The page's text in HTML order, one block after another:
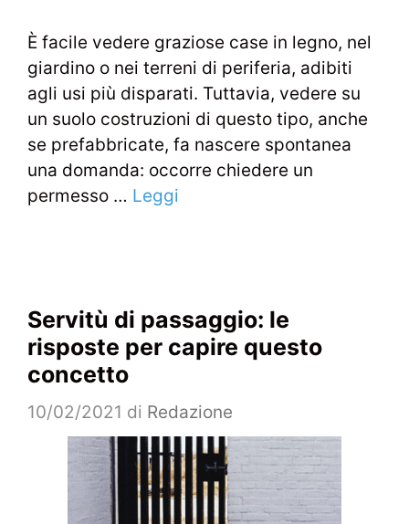
È facile vedere graziose case in legno, nel
giardino o nei terreni di periferia, adibiti
agli usi più disparati. Tuttavia, vedere su
un suolo costruzioni di questo tipo, anche
se prefabbricate, fa nascere spontanea
una domanda: occorre chiedere un
permesso … Leggi
Servitù di passaggio: le
risposte per capire questo
concetto
10/02/2021 di Redazione